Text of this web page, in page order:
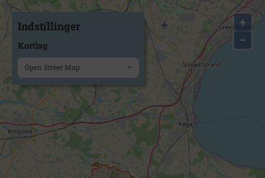
+
−
Indstillinger
Kortlag
Open Street Map